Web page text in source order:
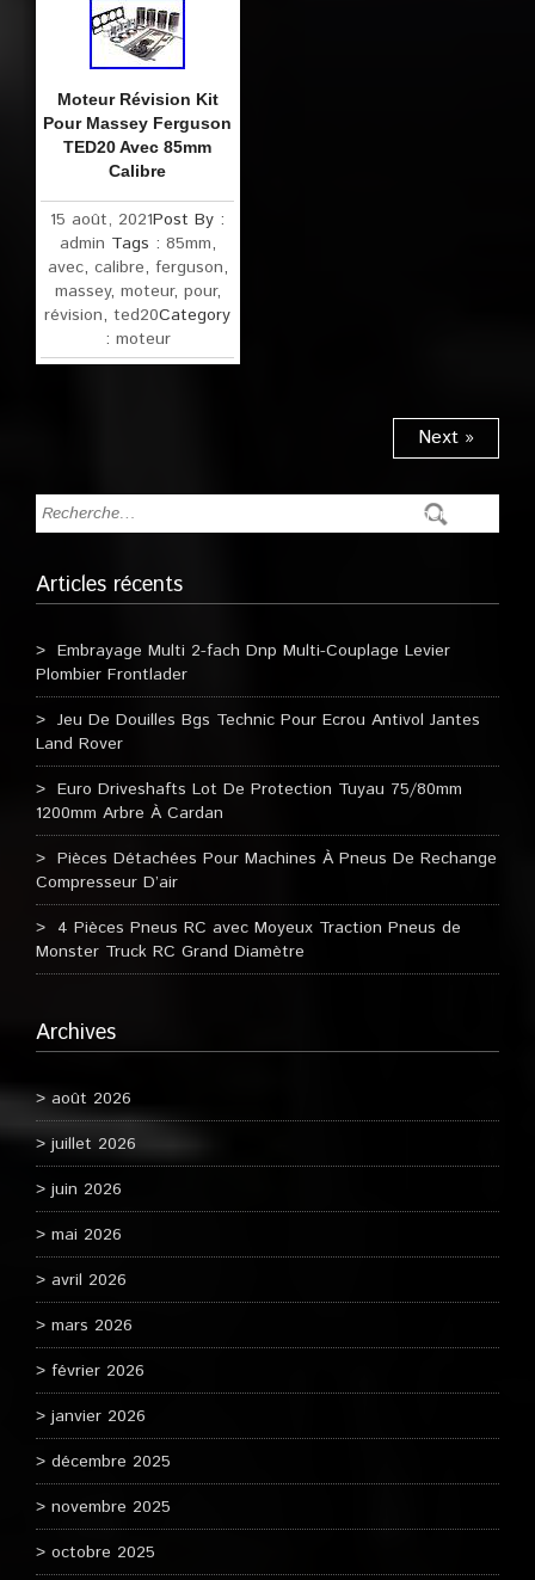
Moteur Révision Kit
Pour Massey Ferguson
TED20 Avec 85mm
Calibre
15 août, 2021Post By :
admin Tags : 85mm,
avec, calibre, ferguson,
massey, moteur, pour,
révision,ted20Category
: moteur
Next »
Articles récents
Embrayage Multi 2-fach Dnp Multi-Couplage Levier
Plombier Frontlader
Jeu De Douilles Bgs Technic Pour Ecrou Antivol Jantes
Land Rover
Euro Driveshafts Lot De Protection Tuyau 75/80mm
1200mm Arbre À Cardan
Pièces Détachées Pour Machines À Pneus De Rechange
Compresseur D’air
4 Pièces Pneus RC avec Moyeux Traction Pneus de
Monster Truck RC Grand Diamètre
Archives
août 2026
juillet 2026
juin 2026
mai 2026
avril 2026
mars 2026
février 2026
janvier 2026
décembre 2025
novembre 2025
octobre 2025